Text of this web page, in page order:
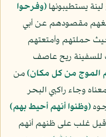
يستطيبونها﴿وفرحوا
مقصودهم عن أبي
حملتهم وأمتعتهم
ريح عاصف
الموج من كل مكان﴾من
وجاء راكبي البحر
﴿وظنوا أنهم أحيط بهم﴾
وقيل غلب على ظنهم أنهم